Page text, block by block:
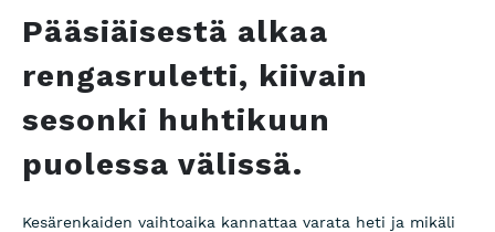
Pääsiäisestä alkaa
rengasruletti, kiivain
sesonki huhtikuun
puolessa välissä.
Kesärenkaiden vaihtoaika kannattaa varata heti ja mikäli